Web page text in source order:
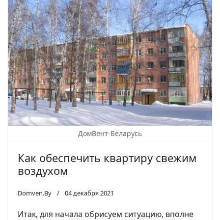
ДомВент-Беларусь
Как обеспечить квартиру свежим
воздухом
Domven.By 04 декабря 2021
Итак, для начала обрисуем ситуацию, вполне